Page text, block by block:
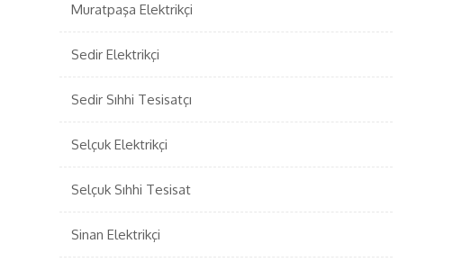
Muratpaşa Elektrikçi
Sedir Elektrikçi
Sedir Sıhhi Tesisatçı
Selçuk Elektrikçi
Selçuk Sıhhi Tesisat
Sinan Elektrikçi